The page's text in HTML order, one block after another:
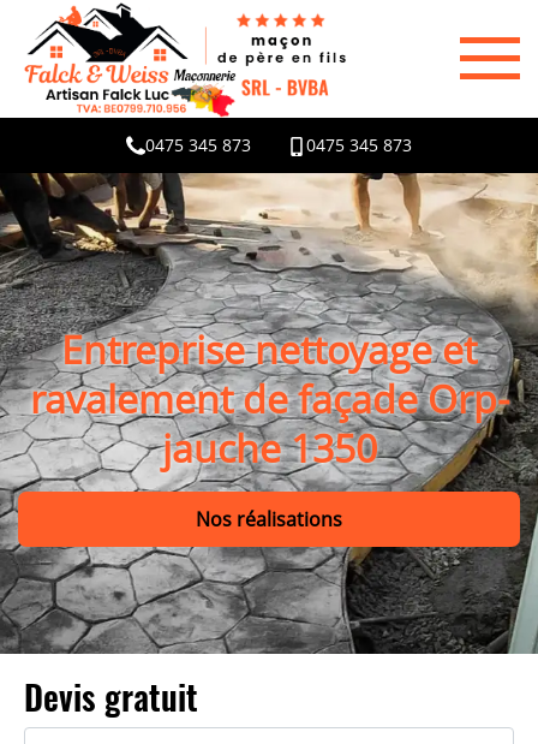
0475 345 873 0475 345 873
Entreprise nettoyage et
ravalement de façade Orp-
jauche 1350
Nos réalisations
Devis gratuit